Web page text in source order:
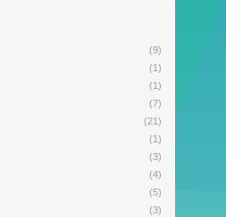
(9)
(1)
(1)
(7)
(21)
(1)
(3)
(4)
(5)
(3)